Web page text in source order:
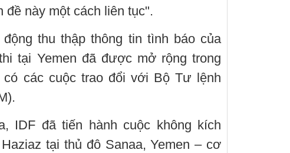
này một cách liên tục".
thu thập thông tin tình báo của
tại Yemen đã được mở rộng trong
các cuộc trao đổi với Bộ Tư lệnh
IDF đã tiến hành cuộc không kích
tại thủ đô Sanaa, Yemen – cơ